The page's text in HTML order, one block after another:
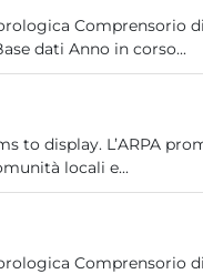
Comprensorio
dati Anno in corso...
to display. L’ARPA
locali e...
Comprensorio